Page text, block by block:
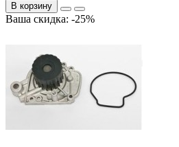
В корзину
Ваша скидка: -25%